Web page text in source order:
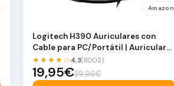
Amazon
Logitech H390 Auriculares con
Cable para PC/Portátil | Auriculares
estéreo con …
★★★★☆ 4.3(8002)
19,95€39,99€